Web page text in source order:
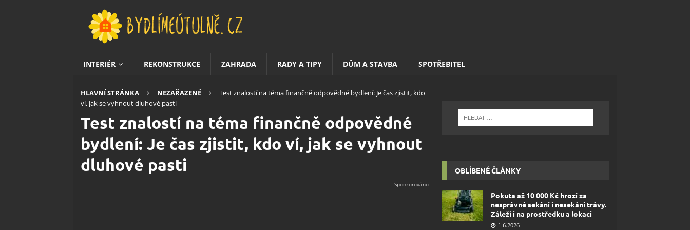
INTERIÉR REKONSTRUKCE ZAHRADA RADY A TIPY DŮM A STAVBA SPOTŘEBITEL
HLAVNÍ STRÁNKA NEZAŘAZENÉ
Test znalostí na téma finančně odpovědné bydlení: Je čas zjistit, kdo
ví, jak se vyhnout dluhové pasti
Test znalostí na téma finančně odpovědné
bydlení: Je čas zjistit, kdo ví, jak se vyhnout
dluhové pasti
OBLÍBENÉ ČLÁNKY
Pokuta až 10 000 Kč hrozí za
nesprávné sekání i nesekání trávy.
Záleží i na prostředku a lokaci
1.6.2026